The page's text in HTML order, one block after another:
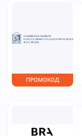
ПРОМОКОД